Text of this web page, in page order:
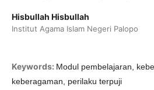
Hisbullah Hisbullah
Institut Agama Islam Negeri Palopo
Keywords: Modul pembelajaran,
keberagaman, perilaku terpuji